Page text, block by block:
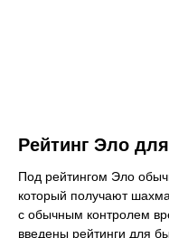
Рейтинг Эло
Под рейтингом Эло
который получают
с обычным контролем
введены рейтинги для